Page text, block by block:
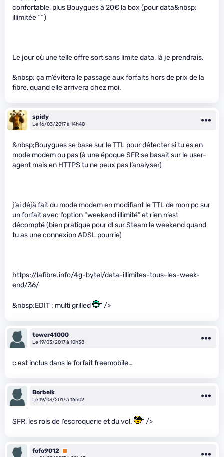
confortable, plus Bouygues à 20€ la box (pour data&nbsp;
illimitée ^^)
Le jour où une telle offre sort sans limite data, là je prendrais.
&nbsp; ça m’évitera le passage aux forfaits hors de prix de la
fibre, quand elle arrivera chez moi.
spidy
Le 16/03/2017 à 14h40
&nbsp;Bouygues se base sur le TTL pour détecter si tu es en
mode modem ou pas (à une époque SFR se basait sur le user-
agent mais en HTTPS tu ne peux pas l’analyser)
j’ai déjà fait du mode modem en modifiant le TTL de mon pc sur
un forfait avec l’option “weekend illimité” et rien n’est
décompté (bien pratique pour dl sur Steam le weekend quand
tu as une connexion ADSL pourrie)
https://lafibre.info/4g-bytel/data-illimites-tous-les-week-
end/36/
&nbsp;EDIT : multi grilled " />
tower41000
Le 19/03/2017 à 10h38
c est inclus dans le forfait freemobile…
Borbeik
Le 19/03/2017 à 16h02
SFR, les rois de l’escroquerie et du vol. " />
fofo9012 Premium